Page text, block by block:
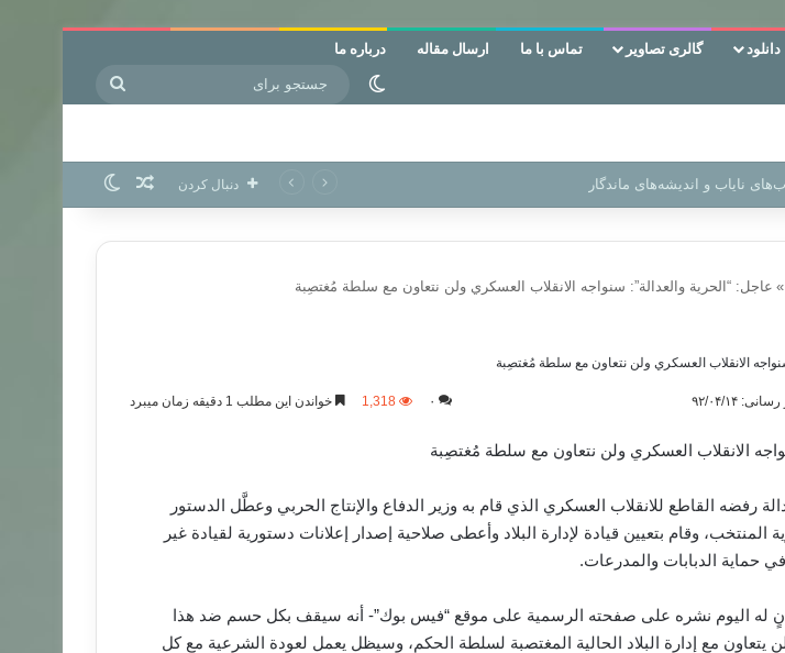
دانلود گالری تصاویر تماس با ما ارسال مقاله درباره ما
تغییر پوسته
دنبال کردن نوشته تصادفی
» عاجل: “الحرية والعدالة”: سنواجه الانقلاب العسكري ولن نتعاون مع سلطة مُغتصِبة
الانقلاب العسكري ولن نتعاون مع سلطة مُغتصِبة
۹۲/۰۴/۱۴ ۰ 1,318 خواندن این مطلب 1 دقیقه زمان میبرد
الانقلاب العسكري ولن نتعاون مع سلطة مُغتصِبة
رفضه القاطع للانقلاب العسكري الذي قام به وزير الدفاع والإنتاج الحربي وعطَّل الدستور
وقام بتعيين قيادة لإدارة البلاد وأعطى صلاحية إصدار إعلانات دستورية لقيادة غير
حماية الدبابات والمدرعات.
له اليوم نشره على صفحته الرسمية على موقع “فيس بوك”- أنه سيقف بكل حسم ضد هذا
يتعاون مع إدارة البلاد الحالية المغتصبة لسلطة الحكم، وسيظل يعمل لعودة الشرعية مع كل